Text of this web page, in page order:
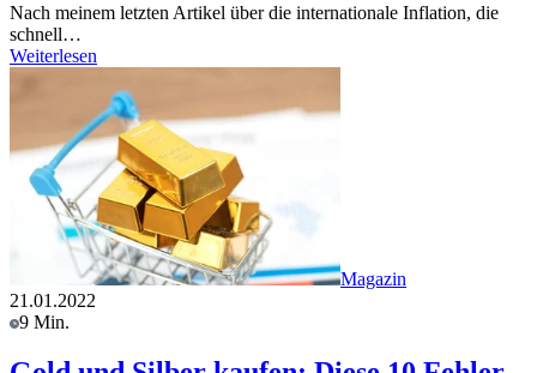
Nach meinem letzten Artikel über die internationale Inflation, die
schnell…
Weiterlesen
Magazin
21.01.2022
9 Min.